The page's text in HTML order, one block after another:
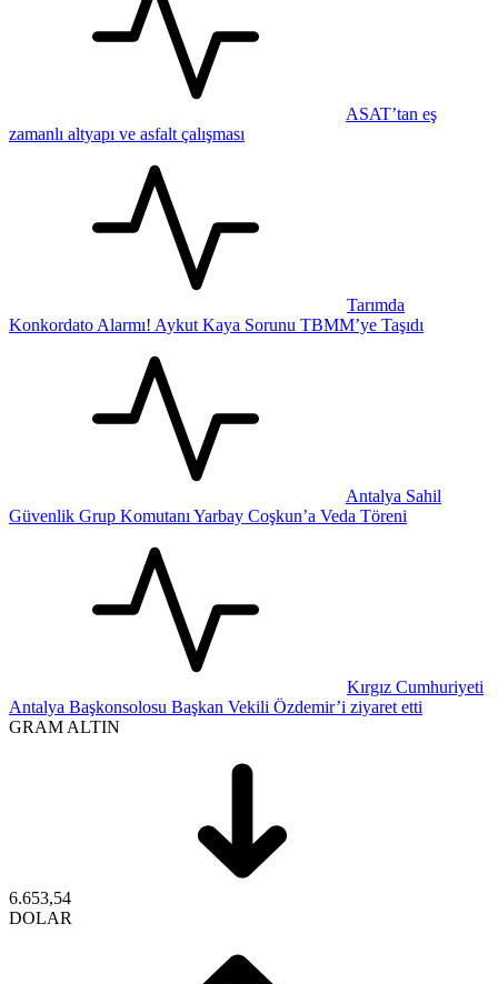
ASAT’tan eş
zamanlı altyapı ve asfalt çalışması
Tarımda
Konkordato Alarmı! Aykut Kaya Sorunu TBMM’ye Taşıdı
Antalya Sahil
Güvenlik Grup Komutanı Yarbay Coşkun’a Veda Töreni
Kırgız Cumhuriyeti
Antalya Başkonsolosu Başkan Vekili Özdemir’i ziyaret etti
GRAM ALTIN
6.653,54
DOLAR